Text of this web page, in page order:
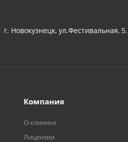
г. Новокузнецк, ул.Фестивальная, 5.
Компания
О клинике
Лицензии